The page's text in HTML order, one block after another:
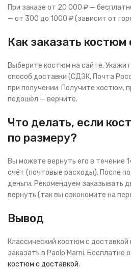
При заказе от 20 000 ₽ —
— от 300 до 1000 ₽ (зависит от
Как заказать костюм
Выберите костюм на сайте.
способ доставки (СДЭК, Почта
при получении. Получите костюм,
подошёл — верните.
Что делать, если
по размеру?
Вы можете вернуть его в течение
счёт (почтовые расходы). После
деньги. Рекомендуем заказывать
вернуть (так вы сэкономите на
Вывод
Классический костюм с
заказать в Paolo Marni. Бесплатно
костюм с доставкой.